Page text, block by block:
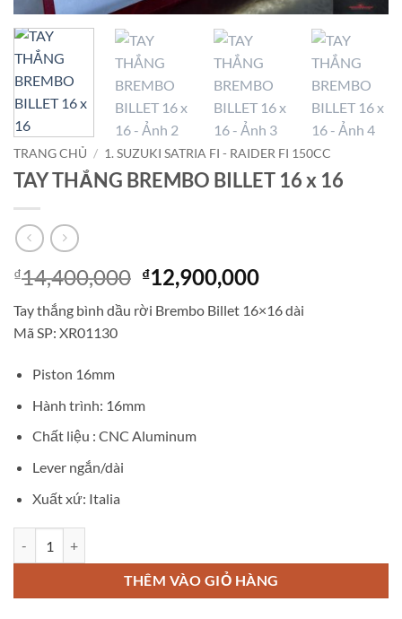
TRANG CHỦ / 1. SUZUKI SATRIA FI - RAIDER FI 150CC
TAY THẮNG BREMBO BILLET 16 x 16
₫14,400,000 Giá
gốc
là:
₫12,900,000Giá
tại
Tay thắng bình dầu rời Brembo Billet 16×16 dài
Mã SP: XR01130
Piston 16mm
Hành trình: 16mm
Chất liệu : CNC Aluminum
Lever ngắn/dài
Xuất xứ: Italia
THÊM VÀO GIỎ HÀNG